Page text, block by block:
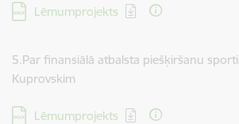
Lejupielādēt:
Lēmumprojekts
5.Par finansiālā atbalsta piešķiršanu
Kuprovskim
Lejupielādēt:
Lēmumprojekts